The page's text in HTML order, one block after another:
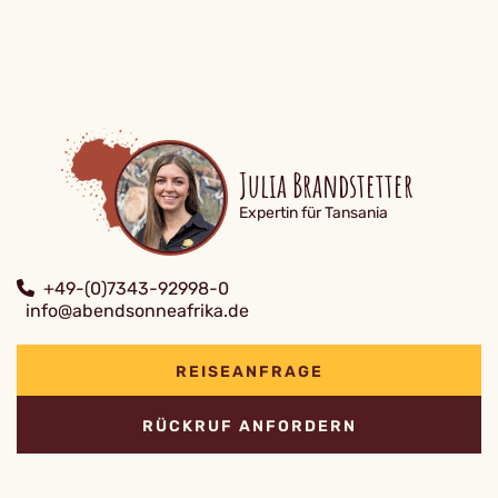
Julia Brandstetter
Expertin für Tansania
+49-(0)7343-92998-0
info@abendsonneafrika.de
REISEANFRAGE
RÜCKRUF ANFORDERN